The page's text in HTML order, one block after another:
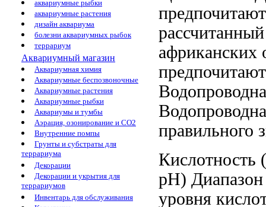
аквариумные рыбки
аквариумные растения
дизайн аквариума
болезни аквариумных рыбок
террариум
Аквариумный магазин
Аквариумная химия
Аквариумные беспозвоночные
Аквариумные растения
Аквариумные рыбки
Аквариумы и тумбы
Аэрация, озонирование и CO2
Внутренние помпы
Грунты и субстраты для
террариума
Декорации
Декорации и укрытия для
террариумов
Инвентарь для обслуживания
африканских
правильного
Кислотность
pH)
уровня